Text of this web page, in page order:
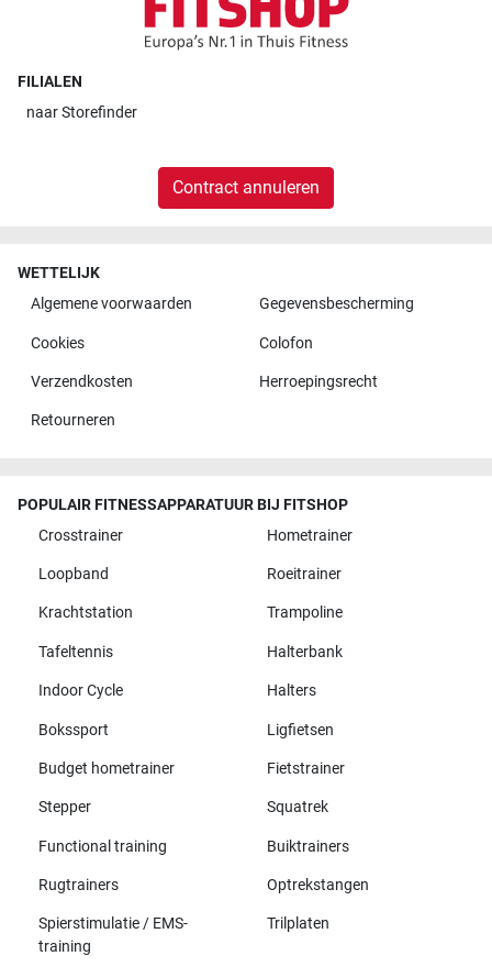
FILIALEN
naarStorefinder
Contract annuleren
WETTELIJK
Algemene voorwaarden
Gegevensbescherming
Cookies Colofon
Verzendkosten Herroepingsrecht
Retourneren
POPULAIR FITNESSAPPARATUUR BIJ FITSHOP
Crosstrainer
Hometrainer
Loopband Roeitrainer
Krachtstation Trampoline
Tafeltennis Halterbank
Indoor Cycle Halters
Bokssport Ligfietsen
Budget hometrainer Fietstrainer
Stepper Squatrek
Functional training Buiktrainers
Rugtrainers Optrekstangen
Spierstimulatie / EMS-
training
Trilplaten